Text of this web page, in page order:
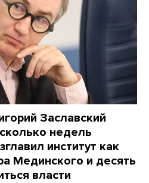
Заславский
недель
институт как
Мединского и десять
власти